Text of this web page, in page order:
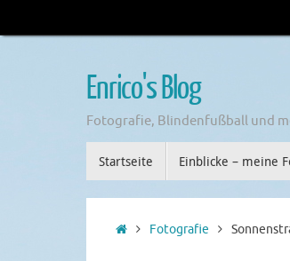
Enrico's Blog
Fotografie, Blindenfußball und
Startseite Einblicke – meine
Fotografie